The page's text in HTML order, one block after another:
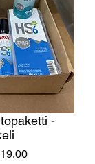
-
Sale